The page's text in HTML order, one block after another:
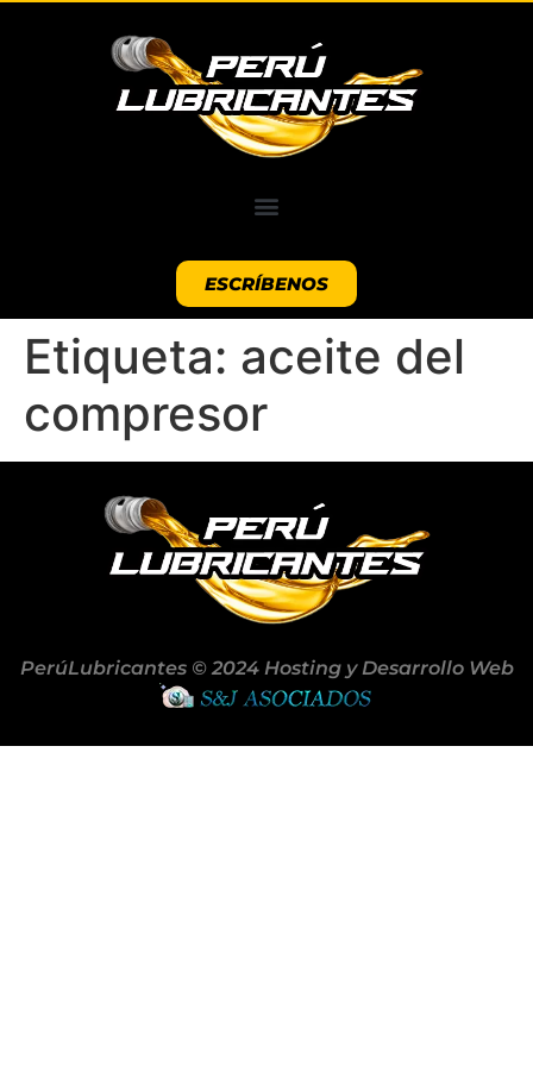
ESCRÍBENOS
Etiqueta: aceite del
compresor
PerúLubricantes © 2024 Hosting y Desarrollo Web